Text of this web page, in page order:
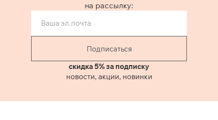
на рассылку:
Подписаться
скидка 5% за подписку
новости, акции, новинки